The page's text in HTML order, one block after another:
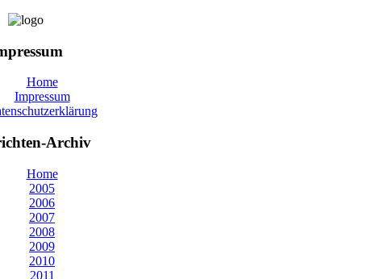
Home
Impressum
Archiv
Home
2005
2006
2007
2008
2009
2010
2011